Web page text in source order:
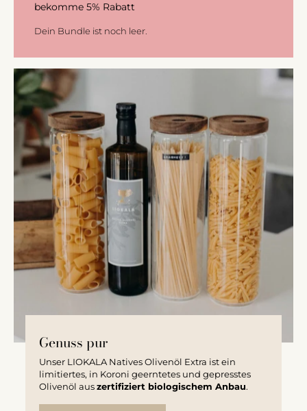
bekomme 5% Rabatt
Dein Bundle ist noch leer.
Genuss pur
Unser LIOKALA Natives Olivenöl Extra ist ein
limitiertes, in Koroni geerntetes und gepresstes
Olivenöl aus zertifiziert biologischem Anbau.